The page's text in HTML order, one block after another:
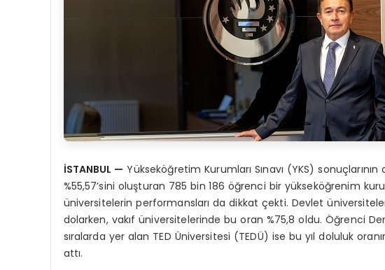
İSTANBUL — Yükseköğretim Kurumları Sınavı (YKS)
%55,57’sini oluşturan 785 bin 186 öğrenci bir yükseköğrenim
üniversitelerin performansları da dikkat çekti. Devlet
dolarken, vakıf üniversitelerinde bu oran %75,8 oldu. Öğrenci
sıralarda yer alan TED Üniversitesi (TEDÜ) ise bu yıl doluluk
attı.